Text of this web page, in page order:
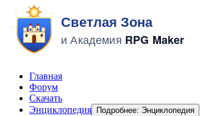
Главная
Форум
Скачать
Энциклопедия
Подробнее: Энциклопедия